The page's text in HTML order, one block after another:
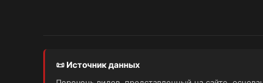
📜 Источник данных